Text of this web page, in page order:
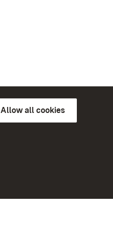
Allow all cookies